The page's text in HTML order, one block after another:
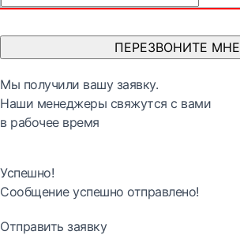
ПЕРЕЗВОНИТЕ МНЕ
Мы получили вашу заявку.
Наши менеджеры свяжутся с вами
в рабочее время
Успешно!
Сообщение успешно отправлено!
Отправить заявку